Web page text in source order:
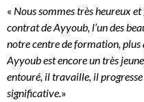
« Nous sommes très heureux
contrat de Ayyoub, l’un des
notre centre de formation,
Ayyoub est encore un très
entouré, il travaille, il progresse
significative. »